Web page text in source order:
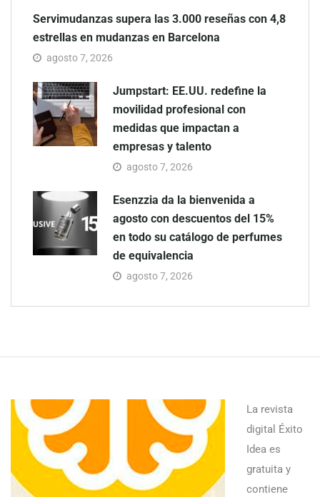
Servimudanzas supera las 3.000 reseñas con 4,8
estrellas en mudanzas en Barcelona
agosto 7, 2026
Jumpstart: EE.UU. redefine la
movilidad profesional con
medidas que impactan a
empresas y talento
agosto 7, 2026
Esenzzia da la bienvenida a
agosto con descuentos del 15%
en todo su catálogo de perfumes
de equivalencia
agosto 7, 2026
La revista
digital Éxito
Idea es
gratuita y
contiene